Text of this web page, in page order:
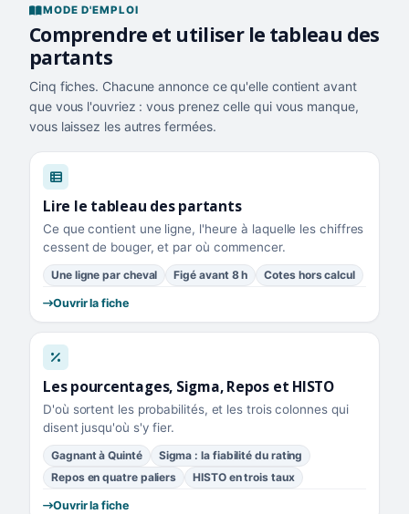
MODE D'EMPLOI
Comprendre et utiliser le tableau des
partants
Cinq fiches. Chacune annonce ce qu'elle contient avant
que vous l'ouvriez : vous prenez celle qui vous manque,
vous laissez les autres fermées.
Lire le tableau des partants
Ce que contient une ligne, l'heure à laquelle les chiffres
cessent de bouger, et par où commencer.
Une ligne par cheval Figé avant 8 h Cotes hors calcul
Ouvrir la fiche
Les pourcentages, Sigma, Repos et HISTO
D'où sortent les probabilités, et les trois colonnes qui
disent jusqu'où s'y fier.
Gagnant à Quinté
Sigma : la fiabilité du rating
Repos en quatre paliers
HISTO en trois taux
Ouvrir la fiche